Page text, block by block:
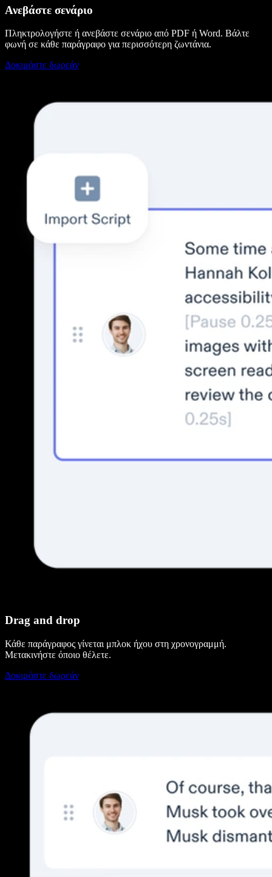
Ανεβάστε σενάριο
Πληκτρολογήστε ή ανεβάστε σενάριο από PDF ή Word. Βάλτε
φωνή σε κάθε παράγραφο για περισσότερη ζωντάνια.
Δοκιμάστε δωρεάν
Drag and drop
Κάθε παράγραφος γίνεται μπλοκ ήχου στη χρονογραμμή.
Μετακινήστε όποιο θέλετε.
Δοκιμάστε δωρεάν